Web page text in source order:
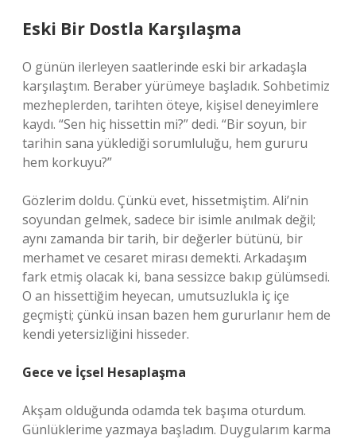
Eski Bir Dostla Karşılaşma
O günün ilerleyen saatlerinde eski bir arkadaşla
karşılaştım. Beraber yürümeye başladık. Sohbetimiz
mezheplerden, tarihten öteye, kişisel deneyimlere
kaydı. “Sen hiç hissettin mi?” dedi. “Bir soyun, bir
tarihin sana yüklediği sorumluluğu, hem gururu
hem korkuyu?”
Gözlerim doldu. Çünkü evet, hissetmiştim. Ali’nin
soyundan gelmek, sadece bir isimle anılmak değil;
aynı zamanda bir tarih, bir değerler bütünü, bir
merhamet ve cesaret mirası demekti. Arkadaşım
fark etmiş olacak ki, bana sessizce bakıp gülümsedi.
O an hissettiğim heyecan, umutsuzlukla iç içe
geçmişti; çünkü insan bazen hem gururlanır hem de
kendi yetersizliğini hisseder.
Gece ve İçsel Hesaplaşma
Akşam olduğunda odamda tek başıma oturdum.
Günlüklerime yazmaya başladım. Duygularım karma